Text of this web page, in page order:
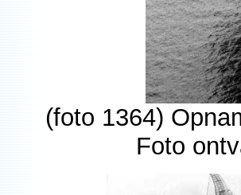
(foto 1364)
Foto